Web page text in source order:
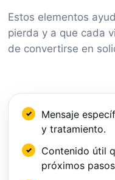
Estos elementos
pierda y a que cada
de convertirse en
Mensaje
y tratamiento.
Contenido útil
próximos